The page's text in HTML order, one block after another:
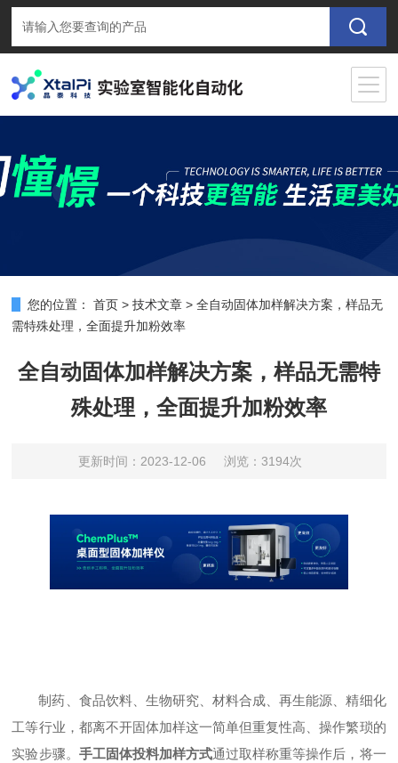
您的位置： 首页 >技术文章 >全自动固体加样解决方案，样品无
需特殊处理，全面提升加粉效率
全自动固体加样解决方案，样品无需特
殊处理，全面提升加粉效率
更新时间：2023-12-06 浏览：3194次
制药、食品饮料、生物研究、材料合成、再生能源、精细化
工等行业，都离不开固体加样这一简单但重复性高、操作繁琐的
实验步骤。 手工固体投料加样方式通过取样称重等操作后，将一